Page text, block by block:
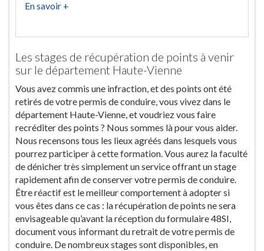
En savoir +
Les stages de récupération de points à venir
sur le département Haute-Vienne
Vous avez commis une infraction, et des points ont été
retirés de votre permis de conduire, vous vivez dans le
département Haute-Vienne, et voudriez vous faire
recréditer des points ? Nous sommes là pour vous aider.
Nous recensons tous les lieux agréés dans lesquels vous
pourrez participer à cette formation. Vous aurez la faculté
de dénicher très simplement un service offrant un stage
rapidement afin de conserver votre permis de conduire.
Être réactif est le meilleur comportement à adopter si
vous êtes dans ce cas : la récupération de points ne sera
envisageable qu’avant la réception du formulaire 48SI,
document vous informant du retrait de votre permis de
conduire. De nombreux stages sont disponibles, en